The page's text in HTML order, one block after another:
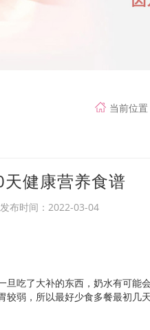
当前位置
健康营养食谱
发布时间： 2022-03-04
吃了大补的东西，奶水有可能
弱，所以最好少食多餐最初几